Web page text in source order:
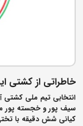
خاطراتی از کشتی
انتخابی تیم ملی کشتی آزاد
سیف پور و خجسته پور
کیانی شش دقیقه با